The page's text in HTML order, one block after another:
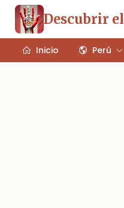
Descubrir
Inicio Perú